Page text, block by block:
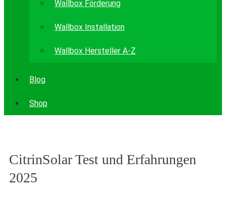
Wallbox Förderung
Wallbox Installation
Wallbox Hersteller A-Z
Blog
Shop
CitrinSolar Test und Erfahrungen
2025